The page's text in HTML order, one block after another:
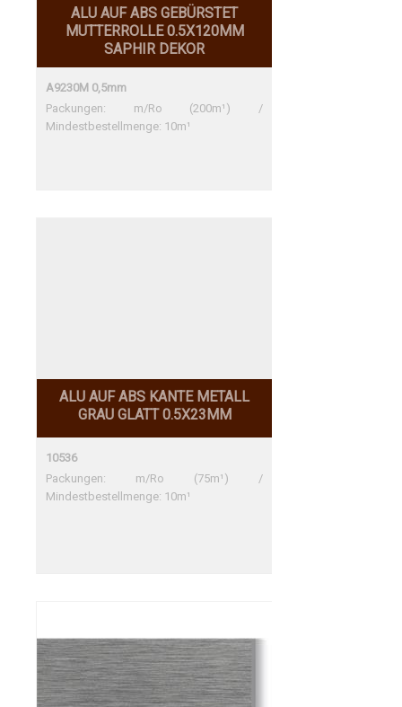
ALU AUF ABS GEBÜRSTET
MUTTERROLLE 0.5X120MM
SAPHIR DEKOR
A9230M 0,5mm
Packungen: m/Ro (200m¹) /
Mindestbestellmenge: 10m¹
ALU AUF ABS KANTE METALL
GRAU GLATT 0.5X23MM
10536
Packungen: m/Ro (75m¹) /
Mindestbestellmenge: 10m¹